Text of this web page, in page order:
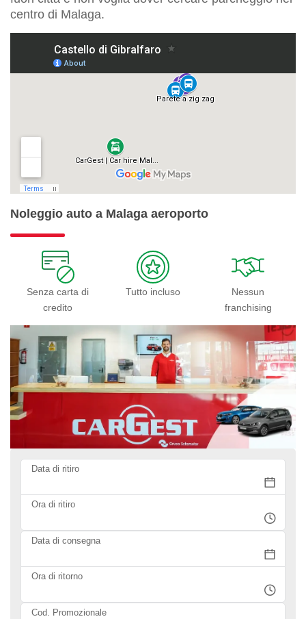
centro di Malaga.
Noleggio auto a Malaga aeroporto
Senza carta di
credito
Tutto incluso
Nessun
franchising
Data di ritiro
Ora di ritiro
Data di consegna
Ora di ritorno
Cod. Promozionale